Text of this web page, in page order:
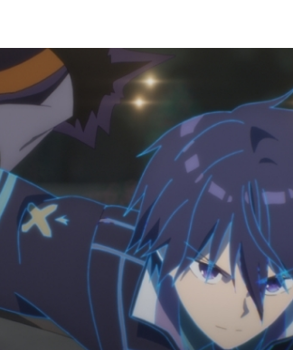
ノモトニノ監督：相浦和也シリーズ構成：赤
ャラクターデザイン・総...